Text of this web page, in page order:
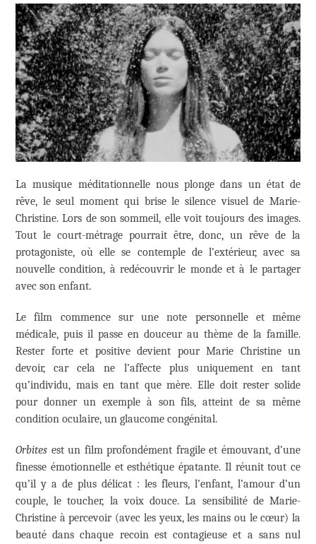
La musique méditationnelle nous plonge dans un état de
rêve, le seul moment qui brise le silence visuel de Marie-
Christine. Lors de son sommeil, elle voit toujours des images.
Tout le court-métrage pourrait être, donc, un rêve de la
protagoniste, où elle se contemple de l’extérieur, avec sa
nouvelle condition, à redécouvrir le monde et à le partager
avec son enfant.
Le film commence sur une note personnelle et même
médicale, puis il passe en douceur au thème de la famille.
Rester forte et positive devient pour Marie Christine un
devoir, car cela ne l’affecte plus uniquement en tant
qu’individu, mais en tant que mère. Elle doit rester solide
pour donner un exemple à son fils, atteint de sa même
condition oculaire, un glaucome congénital.
Orbites est un film profondément fragile et émouvant, d’une
finesse émotionnelle et esthétique épatante. Il réunit tout ce
qu’il y a de plus délicat : les fleurs, l’enfant, l’amour d’un
couple, le toucher, la voix douce. La sensibilité de Marie-
Christine à percevoir (avec les yeux, les mains ou le cœur) la
beauté dans chaque recoin est contagieuse et a sans nul